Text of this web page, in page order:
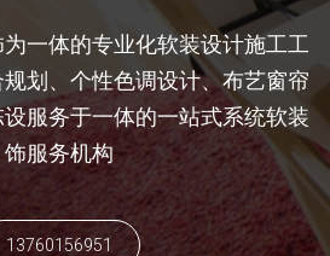
一体的专业化软装设计施工工
划、个性色调设计、布艺窗帘
服务于一体的一站式系统软装
饰服务机构
13760156951